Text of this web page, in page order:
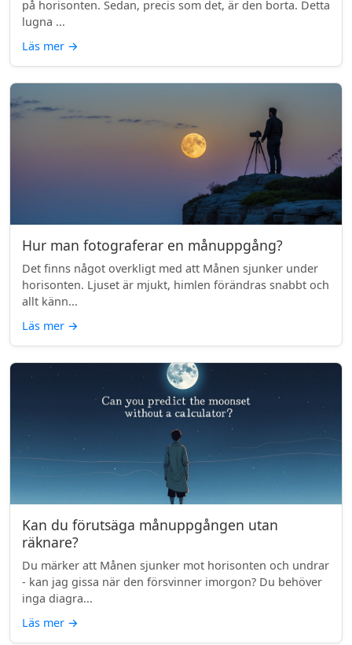
på horisonten. Sedan, precis som det, är den borta. Detta
lugna ...
Läs mer →
Hur man fotograferar en månuppgång?
Det finns något overkligt med att Månen sjunker under
horisonten. Ljuset är mjukt, himlen förändras snabbt och
allt känn...
Läs mer →
Kan du förutsäga månuppgången utan
räknare?
Du märker att Månen sjunker mot horisonten och undrar
- kan jag gissa när den försvinner imorgon? Du behöver
inga diagra...
Läs mer →